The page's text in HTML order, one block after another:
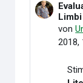
von
2018,